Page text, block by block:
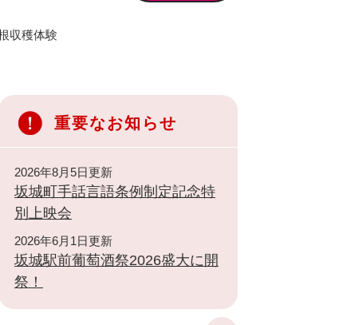
道路・公園
財政
収穫体験
重要なお知らせ
2026年8月5日更新
坂城町手話言語条例制定記念特
別上映会
2026年6月1日更新
坂城駅前葡萄酒祭2026盛大に開
祭！